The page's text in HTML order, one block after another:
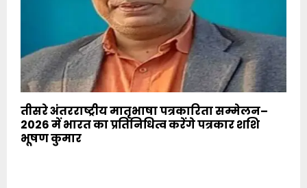
तीसरे अंतरराष्ट्रीय मातृभाषा पत्रकारिता सम्मेलन–
2026 में भारत का प्रतिनिधित्व करेंगे पत्रकार शशि
भूषण कुमार